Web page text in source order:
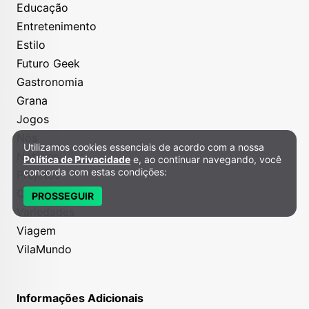
Educação
Entretenimento
Estilo
Futuro Geek
Gastronomia
Grana
Jogos
Notícias
Projetos
Quem Inova
Variedades
Viagem
VilaMundo
Informações Adicionais
Política de Privacidade e Cookies
Utilizamos cookies essenciais de acordo com a nossa
Política de Privacidade e, ao continuar navegando, você
concorda com estas condições:
PROSSEGUIR